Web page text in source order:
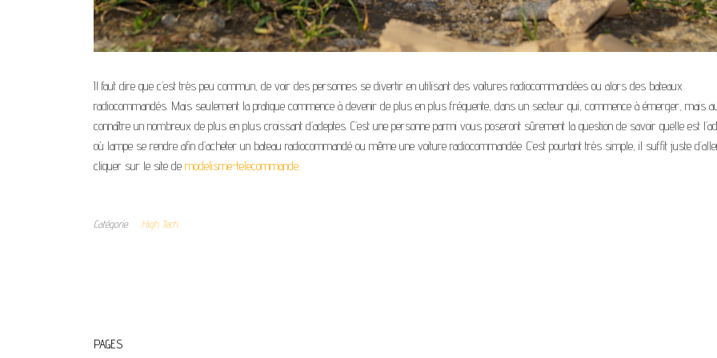
Il faut dire que c’est très peu commun, de voir des personnes se divertir en utilisant des voitures radiocommandées ou alors des bateaux
radiocommandés. Mais seulement la pratique commence à devenir de plus en plus fréquente, dans un secteur qui, commence à émerger, mais
connaître un nombreux de plus en plus croissant d’adeptes. C’est une personne parmi vous poseront sûrement la question de savoir quelle est
où lampe se rendre afin d’acheter un bateau radiocommandé ou même une voiture radiocommandée. C’est pourtant très simple, il suffit juste
cliquer sur le site de modelisme-telecommande
Catégorie High Tech
PAGES